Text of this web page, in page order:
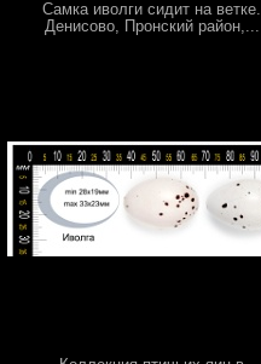
Самка иволги сидит на ветке.
Денисово, Пронский район,...